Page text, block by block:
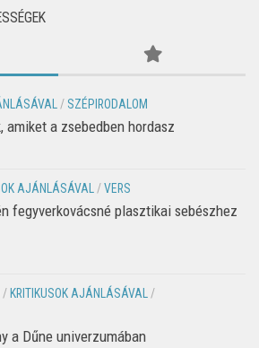
/ SZÉPIRODALOM
amiket a zsebedben hordasz
AJÁNLÁSÁVAL/VERS
fegyverkovácsné plasztikai sebészhez
/ KRITIKUSOK AJÁNLÁSÁVAL/
a Dűne univerzumában